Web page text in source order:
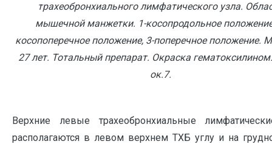
трахеобронхиального лимфатического узла.
мышечной манжетки. 1-косопродольное
косопоперечное положение, 3-поперечное положение.
27 лет. Тотальный препарат. Окраска
ок.7.
Верхние левые трахеобронхиальные
располагаются в левом верхнем ТХБ углу и на